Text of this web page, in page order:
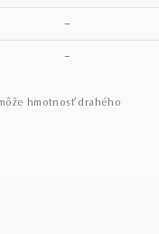
–
–
hmotnosť drahého